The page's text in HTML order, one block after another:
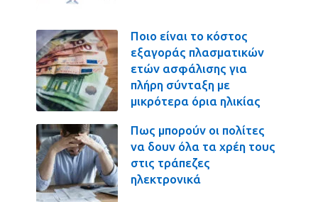
Ποιο είναι το κόστος
εξαγοράς πλασματικών
ετών ασφάλισης για
πλήρη σύνταξη με
μικρότερα όρια ηλικίας
Πως μπορούν οι πολίτες
να δουν όλα τα χρέη τους
στις τράπεζες
ηλεκτρονικά